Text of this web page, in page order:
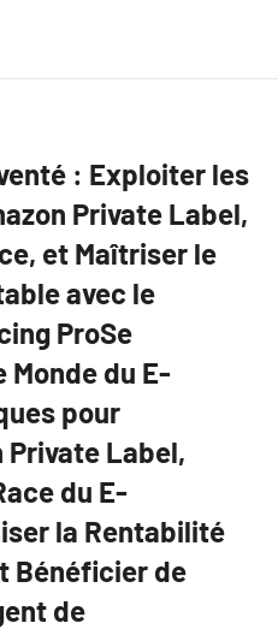
: Exploiter les
Private Label,
et Maîtriser le
avec le
ProSe
Monde du E-
pour
Private Label,
du E-
la Rentabilité
Bénéficier de
de